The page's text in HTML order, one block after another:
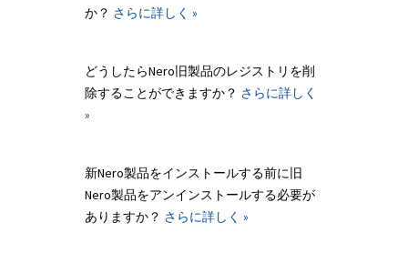
か？ さらに詳しく »
どうしたらNero旧製品のレジストリを削
除することができますか？ さらに詳しく
»
新Nero製品をインストールする前に旧
Nero製品をアンインストールする必要が
ありますか？ さらに詳しく »